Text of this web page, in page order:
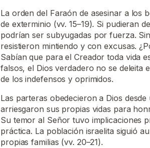
La orden del Faraón de asesinar a los
de exterminio (vv. 15–19). Si pudieran
podrían ser subyugadas por fuerza.
resistieron mintiendo y con excusas.
Sabían que para el Creador toda vida
falsos, el Dios verdadero no se deleita
de los indefensos y oprimidos.
Las parteras obedecieron a Dios
arriesgaron sus propias vidas para
Su temor al Señor tuvo implicaciones
práctica. La población israelita siguió
propias familias (vv. 20–21).